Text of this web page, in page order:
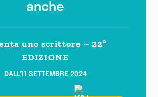
anche
uno scrittore – 22ª
EDIZIONE
DALL'11 SETTEMBRE 2024